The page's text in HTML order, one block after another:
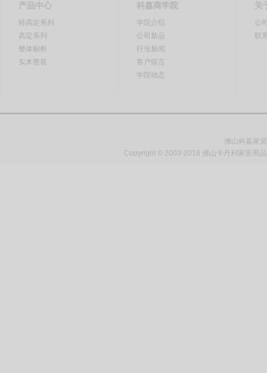
产品中心
轻高定系列
高定系列
整体橱柜
实木整装
科嘉商学院
学院介绍
公司新品
行业新闻
客户留言
学院动态
关
公
联
佛山科嘉家
Copyright © 2003-2018 佛山卡丹利家居用